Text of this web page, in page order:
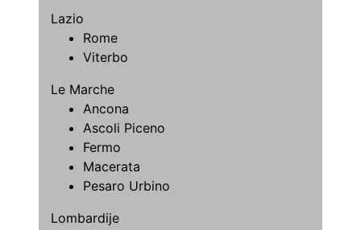
Lazio
Rome
Viterbo
Le Marche
Ancona
Ascoli Piceno
Fermo
Macerata
Pesaro Urbino
Lombardije